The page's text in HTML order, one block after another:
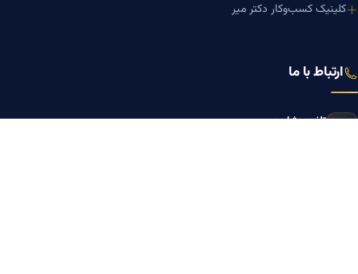
کلینیک کسب‌وکار دکتر میر
ارتباط با ما
تلفن مشاوره